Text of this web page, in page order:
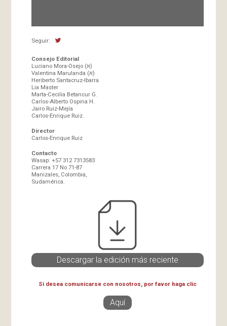
Seguir:
Consejo Editorial
Luciano Mora-Osejo (א)
Valentina Marulanda (א)
Heriberto Santacruz-Ibarra
Lia Master
Marta-Cecilia Betancur G.
Carlos-Alberto Ospina H.
Jairo Ruiz-Mejía
Carlos-Enrique Ruiz.
Director
Carlos-Enrique Ruiz
Contacto
Wasap: +57 312 7313583
Carrera 17 No 71-87
Manizales, Colombia,
Sudamérica.
Descargar la edición más reciente
Si desea comunicarse con nosotros, por favor haga clic
Aquí